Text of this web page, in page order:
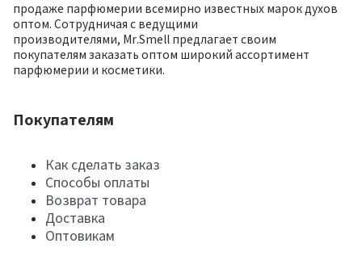
продаже парфюмерии всемирно известных марок духов
оптом. Сотрудничая с ведущими
производителями, Mr.Smell предлагает своим
покупателям заказать оптом широкий ассортимент
парфюмерии и косметики.
Покупателям
Как сделать заказ
Способы оплаты
Возврат товара
Доставка
Оптовикам